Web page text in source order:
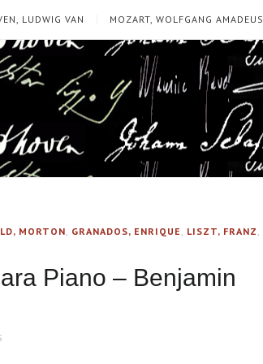
LUDWIG VAN MOZART, WOLFGANG AMADEUS
MORTON, GRANADOS, ENRIQUE , LISZT, FRANZ ,
Piano – Benjamin